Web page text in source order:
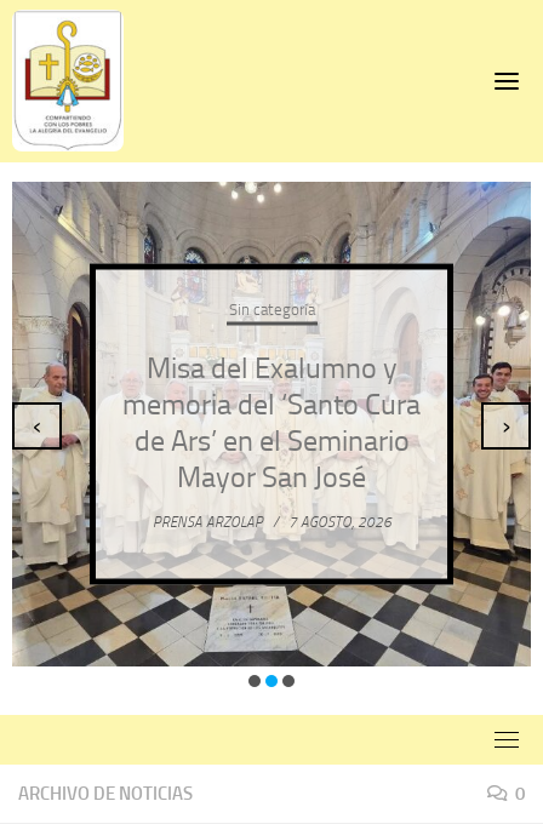
Skip
content
Sin categoría
Misa del Exalumno y
memoria del ‘Santo Cura
de Ars’ en el Seminario
Mayor San José
PRENSA ARZOLAP / 7 AGOSTO, 2026
‹ ›
ARCHIVO DE NOTICIAS 0